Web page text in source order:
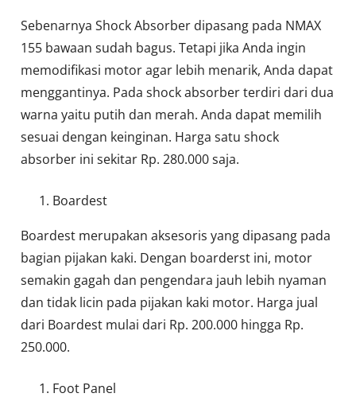
Sebenarnya Shock Absorber dipasang pada NMAX
155 bawaan sudah bagus. Tetapi jika Anda ingin
memodifikasi motor agar lebih menarik, Anda dapat
menggantinya. Pada shock absorber terdiri dari dua
warna yaitu putih dan merah. Anda dapat memilih
sesuai dengan keinginan. Harga satu shock
absorber ini sekitar Rp. 280.000 saja.
Boardest
Boardest merupakan aksesoris yang dipasang pada
bagian pijakan kaki. Dengan boarderst ini, motor
semakin gagah dan pengendara jauh lebih nyaman
dan tidak licin pada pijakan kaki motor. Harga jual
dari Boardest mulai dari Rp. 200.000 hingga Rp.
250.000.
Foot Panel